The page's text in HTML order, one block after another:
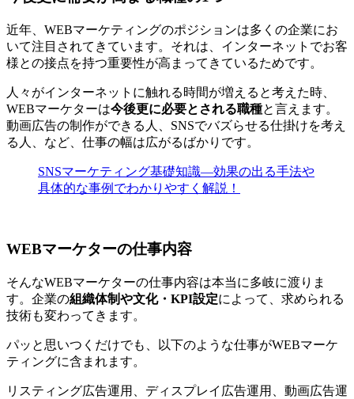
近年、WEBマーケティングのポジションは多くの企業にお
いて注目されてきています。それは、 インターネットでお客
様との接点を持つ重要性が高まってきているためです。
人々がインターネットに触れる時間が増えると考えた時、
WEBマーケターは今後更に必要とされる職種と言えます。
動画広告の制作ができる人、SNSでバズらせる仕掛けを考え
る人、など、仕事の幅は広がるばかりです。
SNSマーケティング基礎知識―効果の出る手法や
具体的な事例でわかりやすく解説！
WEBマーケターの仕事内容
そんなWEBマーケターの仕事内容は本当に多岐に渡りま
す。企業の組織体制や文化・KPI設定によって、求められる
技術も変わってきます。
パッと思いつくだけでも、以下のような仕事がWEBマーケ
ティングに含まれます。
リスティング広告運用、ディスプレイ広告運用、動画広告運